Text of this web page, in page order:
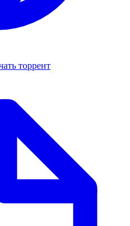
торрент